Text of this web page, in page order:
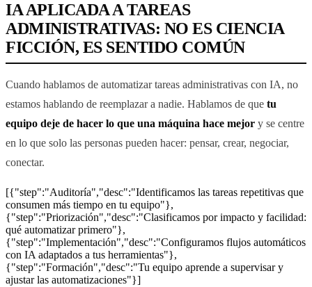
IA APLICADA A TAREAS
ADMINISTRATIVAS: NO ES CIENCIA
FICCIÓN, ES SENTIDO COMÚN
Cuando hablamos de automatizar tareas administrativas con IA, no
estamos hablando de reemplazar a nadie. Hablamos de que tu
equipo deje de hacer lo que una máquina hace mejor y se centre
en lo que solo las personas pueden hacer: pensar, crear, negociar,
conectar.
[{"step":"Auditoría","desc":"Identificamos las tareas repetitivas que
consumen más tiempo en tu equipo"},
{"step":"Priorización","desc":"Clasificamos por impacto y facilidad:
qué automatizar primero"},
{"step":"Implementación","desc":"Configuramos flujos automáticos
con IA adaptados a tus herramientas"},
{"step":"Formación","desc":"Tu equipo aprende a supervisar y
ajustar las automatizaciones"}]